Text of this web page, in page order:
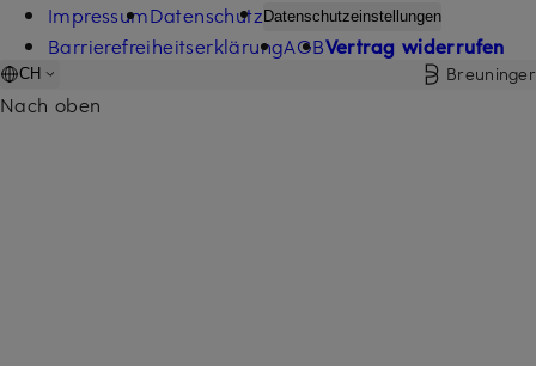
ImpressumDatenschutz Datenschutzeinstellungen
BarrierefreiheitserklärungAGBVertrag widerrufen
CH Breuninger
Nach oben